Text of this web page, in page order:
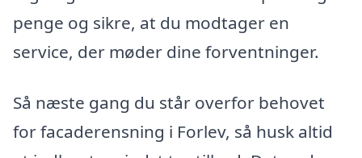
penge og sikre, at du modtager en
service, der møder dine forventninger.
Så næste gang du står overfor behovet
for facaderensning i Forlev, så husk altid